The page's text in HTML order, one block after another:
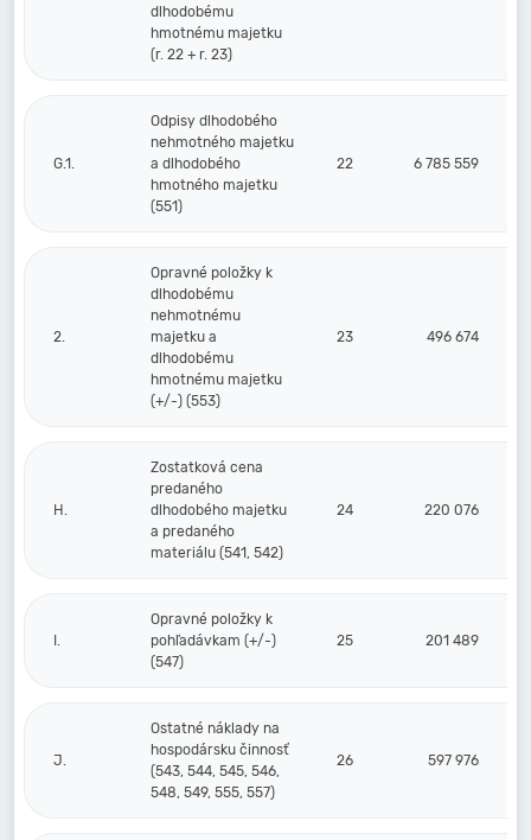
dlhodobému
hmotnému majetku
(r. 22 + r. 23)
G.1.
Odpisy dlhodobého
nehmotného majetku
a dlhodobého
hmotného majetku
(551)
22 6 785 559
2.
Opravné položky k
dlhodobému
nehmotnému
majetku a
dlhodobému
hmotnému majetku
(+/-) (553)
23 496 674
H.
Zostatková cena
predaného
dlhodobého majetku
a predaného
materiálu (541, 542)
24 220 076
I.
Opravné položky k
pohľadávkam (+/-)
(547)
25 201 489
J.
Ostatné náklady na
hospodársku činnosť
(543, 544, 545, 546,
548, 549, 555, 557)
26 597 976